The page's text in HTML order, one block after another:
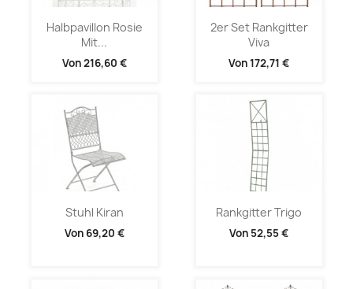
Halbpavillon Rosie
Mit...
Von216,60 €
2er Set Rankgitter
Viva
Von172,71 €
Stuhl Kiran
Von 69,20 €
Rankgitter Trigo
Von 52,55 €